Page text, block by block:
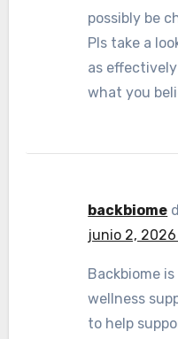
possibly be
Pls take a
as
what you
backbiome
junio 2, 2026
Backbiome
wellness
to help